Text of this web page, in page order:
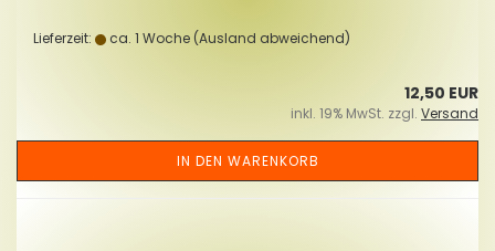
Lieferzeit: ca. 1 Woche (Ausland abweichend)
12,50 EUR
inkl. 19% MwSt. zzgl. Versand
IN DEN WARENKORB